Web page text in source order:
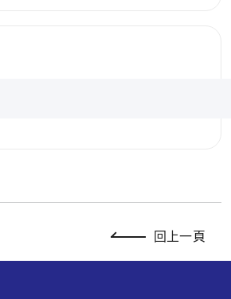
回上一頁